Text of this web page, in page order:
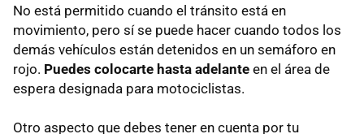
No está permitido cuando el tránsito está en
movimiento, pero sí se puede hacer cuando todos los
demás vehículos están detenidos en un semáforo en
rojo. Puedes colocarte hasta adelante en el área de
espera designada para motociclistas.
Otro aspecto que debes tener en cuenta por tu